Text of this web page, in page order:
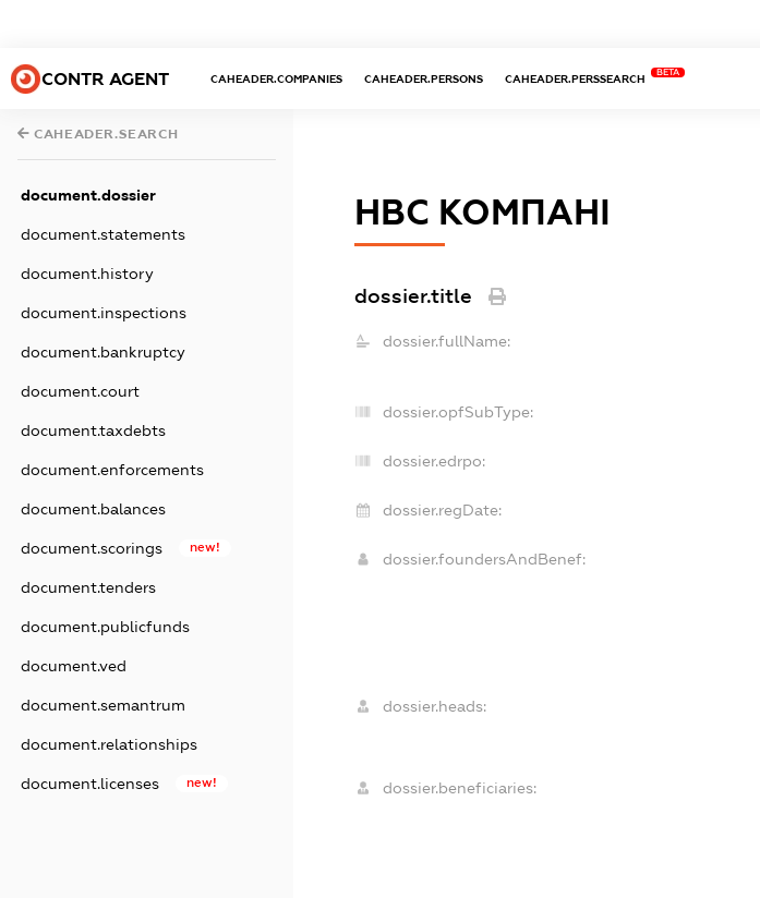
CONTR AGENT CAHEADER.COMPANIES CAHEADER.PERSONS CAHEADER.PERSSEARCH
BETA
CAHEADER.SEARCH
document.dossier
document.statements
document.history
document.inspections
document.bankruptcy
document.court
document.taxdebts
document.enforcements
document.balances
document.scorings new!
document.tenders
document.publicfunds
document.ved
document.semantrum
document.relationships
document.licenses new!
НВС КОМПАНІ
dossier.title
dossier.fullName:
dossier.opfSubType:
dossier.edrpo:
dossier.regDate:
dossier.foundersAndBenef:
dossier.heads:
dossier.beneficiaries: